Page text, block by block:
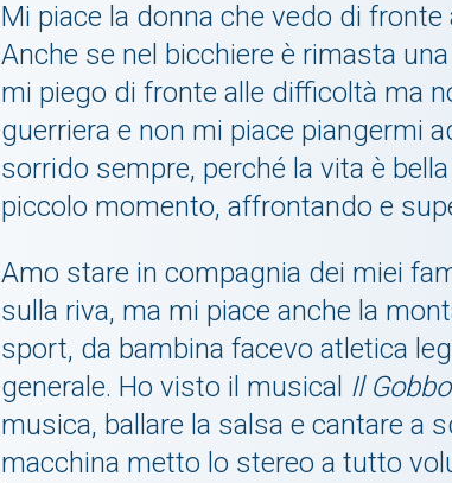
Mi piace la donna che vedo di
Anche se nel bicchiere è rimasta
mi piego di fronte alle difficoltà ma
guerriera e non mi piace piangermi
sorrido sempre, perché la vita è
piccolo momento, affrontando e
Amo stare in compagnia dei miei
sulla riva, ma mi piace anche la
sport, da bambina facevo atletica
generale. Ho visto il musical Il
musica, ballare la salsa e cantare a
macchina metto lo stereo a tutto